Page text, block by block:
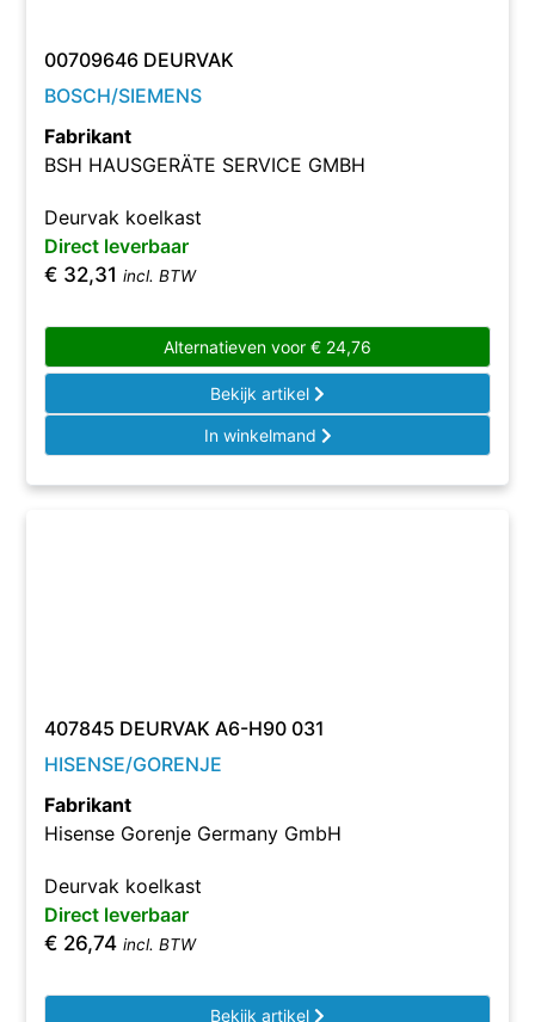
00709646 DEURVAK
BOSCH/SIEMENS
Fabrikant
BSH HAUSGERÄTE SERVICE GMBH
Deurvak koelkast
Direct leverbaar
€ 32,31 incl. BTW
Alternatieven voor € 24,76
Bekijk artikel
In winkelmand
407845 DEURVAK A6-H90 031
HISENSE/GORENJE
Fabrikant
Hisense Gorenje Germany GmbH
Deurvak koelkast
Direct leverbaar
€ 26,74 incl. BTW
Bekijk artikel